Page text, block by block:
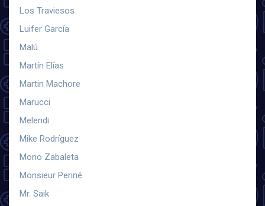
Los Traviesos
Luifer García
Malú
Martín Elías
Martin Machore
Marucci
Melendi
Mike Rodríguez
Mono Zabaleta
Monsieur Periné
Mr. Saik